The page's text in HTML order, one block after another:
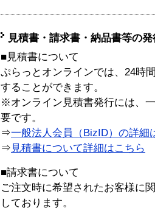
見積書・請求書・納品書等の
■見積書について
ぷらっとオンラインでは、24時
することができます。
※オンライン見積書発行には、
要です。
⇒一般法人会員（BizID）の詳細
⇒ 見積書について詳細はこちら
■請求書について
ご注文時に希望されたお客様に
しております。